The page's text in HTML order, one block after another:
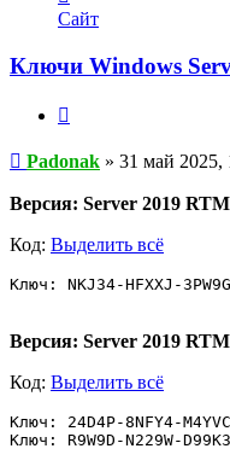
информация
пользователя
Padonak
Сайт
Ключи Windows
Сообщение
Padonak » 31 май 2025,
Версия: Server 2019
Код: Выделить всё
Ключ: NKJ34-HFXXJ-
Версия: Server 2019
Код: Выделить всё
Ключ: 24D4P-8NFY4-
Ключ: R9W9D-N229W-